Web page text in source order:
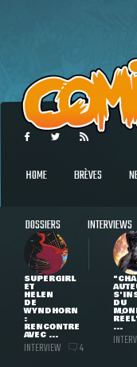
HOME BRÈVES
DOSSIERS INTERVIEWS
SUPERGIRL
ET
HELEN
DE
WYNDHORN
:
RENCONTRE
AVEC ...
INTERVIEW 4
DU
...